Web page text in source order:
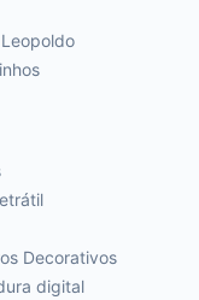
Decorativos
digital